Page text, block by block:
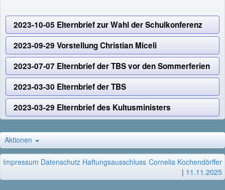
2023-10-05 Elternbrief zur Wahl der Schulkonferenz
2023-09-29 Vorstellung Christian Miceli
2023-07-07 Elternbrief der TBS vor den Sommerferien
2023-03-30 Elternbrief der TBS
2023-03-29 Elternbrief des Kultusministers
Aktionen
Impressum Datenschutz Haftungsausschluss Cornelia Kochendörffer
| 11.11.2025